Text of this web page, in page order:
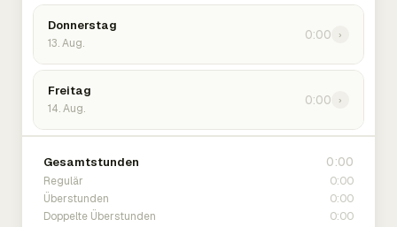
Donnerstag
13. Aug.
0:00 ›
Freitag
14. Aug.
0:00 ›
Gesamtstunden 0:00
Regulär 0:00
Überstunden 0:00
Doppelte Überstunden 0:00